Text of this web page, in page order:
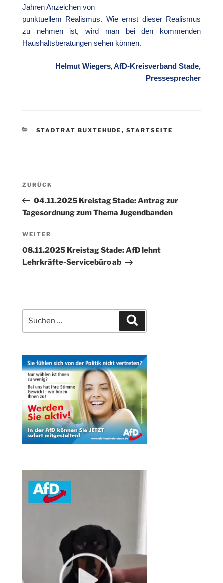
Jahren Anzeichen von
punktuellem Realismus. Wie ernst dieser Realismus
zu nehmen ist, wird man bei den kommenden
Haushaltsberatungen sehen können.
Helmut Wiegers, AfD-Kreisverband Stade,
Pressesprecher
KATEGORIEN
STADTRAT BUXTEHUDE , STARTSEITE
Beitragsnavigation
Vorheriger
Beitrag
ZURÜCK
04.11.2025 Kreistag Stade: Antrag zur
Tagesordnung zum Thema Jugendbanden
Nächster
Beitrag
WEITER
08.11.2025 Kreistag Stade: AfD lehnt
Lehrkräfte-Servicebüro ab
nach: